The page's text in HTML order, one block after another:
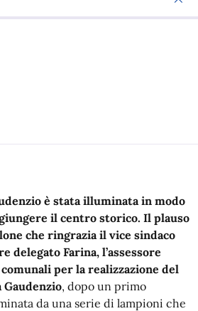
è stata illuminata in modo
il centro storico. Il plauso
che ringrazia il vice sindaco
delegato Farina, l’assessore
per la realizzazione del
Gaudenzio, dopo un primo
da una serie di lampioni che